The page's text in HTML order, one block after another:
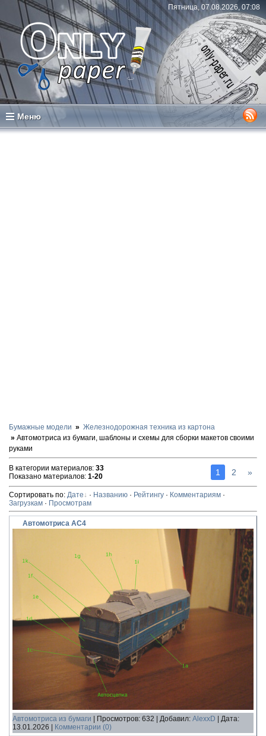
Пятница, 07.08.2026, 07:08
Меню
Бумажные модели
Железнодорожная техника из картона
Автомотриса из бумаги, шаблоны и схемы для сборки макетов своими
руками
В категории материалов: 33
Показано материалов: 1-20 1 2 »
Сортировать по: Дате · Названию · Рейтингу · Комментариям ·
Загрузкам · Просмотрам
Автомотриса АС4
Автомотриса из бумаги | Просмотров: 632 | Добавил: AlexxD | Дата:
13.01.2026 | Комментарии (0)